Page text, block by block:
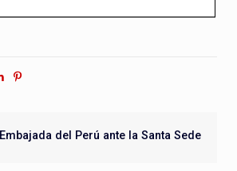
Embajada del Perú ante la Santa Sede